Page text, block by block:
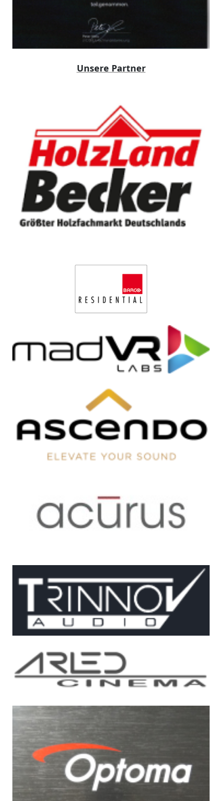
Unsere Partner